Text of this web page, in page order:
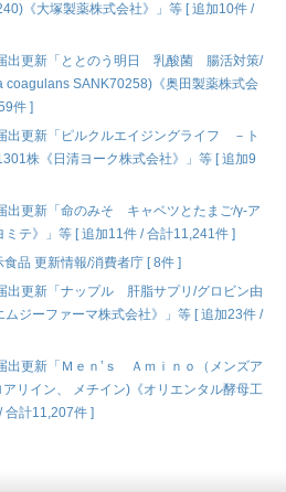
《大塚製薬株式会社》」等 [ 追加10件 /
出更新「ととのう明日 乳酸菌 腸活対策/
coagulans SANK70258)《奥田製薬株式会
件 ]
出更新「ピルクルエイジングライフ －ト
株《日清ヨーク株式会社》」等 [ 追加9
出更新「命のみそ キャベツとたまご/γ-ア
ミテ》」等 [ 追加11件 / 合計11,241件 ]
品 更新情報/消費者庁 [ 8件 ]
出更新「ナップル 肝脂サプリ/グロビン由
ジーファーマ株式会社》」等 [ 追加23件 /
出更新「Ｍｅｎ’ｓ Ａｍｉｎｏ（メンズア
リイン、 メチイン)《オリエンタル酵母工
合計11,207件 ]